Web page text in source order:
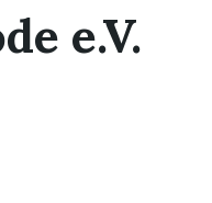
e.V.